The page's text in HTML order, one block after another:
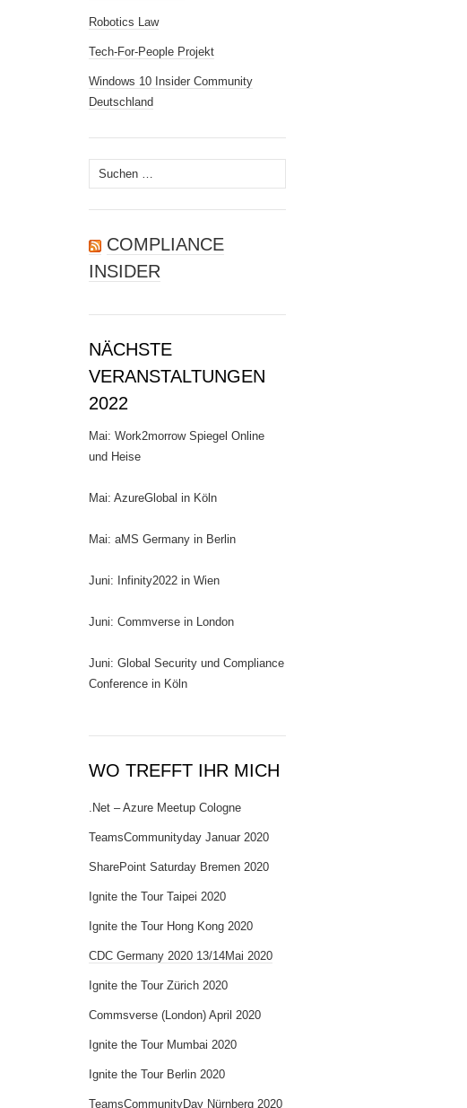
Robotics Law
Tech-For-People Projekt
Windows 10 Insider Community
Deutschland
Suchen
nach:
COMPLIANCE
INSIDER
NÄCHSTE
VERANSTALTUNGEN
2022
Mai: Work2morrow Spiegel Online
und Heise
Mai: AzureGlobal in Köln
Mai: aMS Germany in Berlin
Juni: Infinity2022 in Wien
Juni: Commverse in London
Juni: Global Security und Compliance
Conference in Köln
WO TREFFT IHR MICH
.Net – Azure Meetup Cologne
TeamsCommunityday Januar 2020
SharePoint Saturday Bremen 2020
Ignite the Tour Taipei 2020
Ignite the Tour Hong Kong 2020
CDC Germany 2020 13/14Mai 2020
Ignite the Tour Zürich 2020
Commsverse (London) April 2020
Ignite the Tour Mumbai 2020
Ignite the Tour Berlin 2020
TeamsCommunityDay Nürnberg 2020